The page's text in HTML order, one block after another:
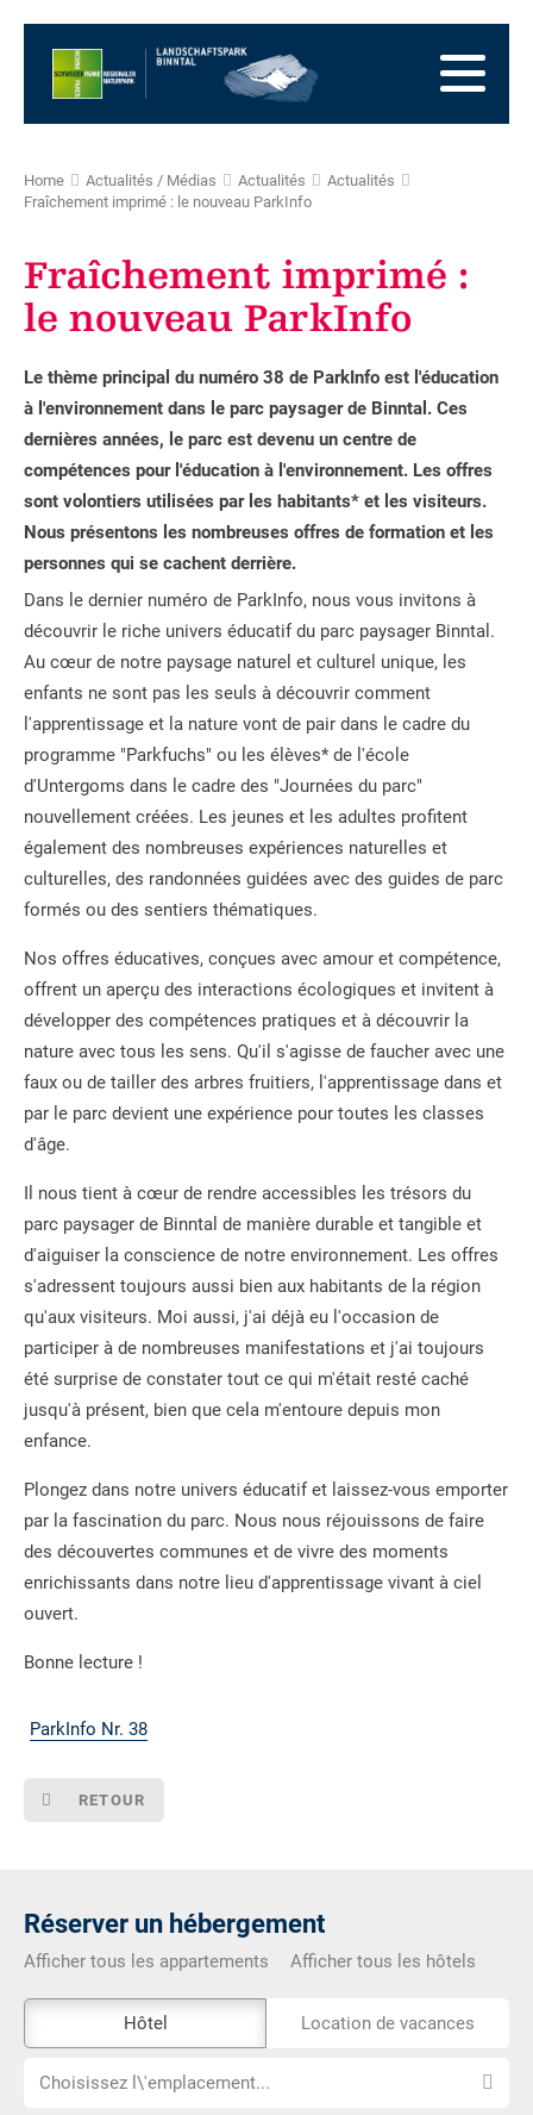
des
plan
site
Home Actualités / Médias Actualités
Actualités
Fraîchement imprimé : le nouveau ParkInfo
Fraîchement imprimé :
le nouveau ParkInfo
Le thème principal du numéro 38 de ParkInfo est l'éducation
à l'environnement dans le parc paysager de Binntal. Ces
dernières années, le parc est devenu un centre de
compétences pour l'éducation à l'environnement. Les offres
sont volontiers utilisées par les habitants* et les visiteurs.
Nous présentons les nombreuses offres de formation et les
personnes qui se cachent derrière.
Dans le dernier numéro de ParkInfo, nous vous invitons à
découvrir le riche univers éducatif du parc paysager Binntal.
Au cœur de notre paysage naturel et culturel unique, les
enfants ne sont pas les seuls à découvrir comment
l'apprentissage et la nature vont de pair dans le cadre du
programme "Parkfuchs" ou les élèves* de l'école
d'Untergoms dans le cadre des "Journées du parc"
nouvellement créées. Les jeunes et les adultes profitent
également des nombreuses expériences naturelles et
culturelles, des randonnées guidées avec des guides de parc
formés ou des sentiers thématiques.
Nos offres éducatives, conçues avec amour et compétence,
offrent un aperçu des interactions écologiques et invitent à
développer des compétences pratiques et à découvrir la
nature avec tous les sens. Qu'il s'agisse de faucher avec une
faux ou de tailler des arbres fruitiers, l'apprentissage dans et
par le parc devient une expérience pour toutes les classes
d'âge.
Il nous tient à cœur de rendre accessibles les trésors du
parc paysager de Binntal de manière durable et tangible et
d'aiguiser la conscience de notre environnement. Les offres
s'adressent toujours aussi bien aux habitants de la région
qu'aux visiteurs. Moi aussi, j'ai déjà eu l'occasion de
participer à de nombreuses manifestations et j'ai toujours
été surprise de constater tout ce qui m'était resté caché
jusqu'à présent, bien que cela m'entoure depuis mon
enfance.
Plongez dans notre univers éducatif et laissez-vous emporter
par la fascination du parc. Nous nous réjouissons de faire
des découvertes communes et de vivre des moments
enrichissants dans notre lieu d'apprentissage vivant à ciel
ouvert.
Bonne lecture !
ParkInfo Nr. 38
RETOUR
Réserver un hébergement
Afficher tous les appartements Afficher tous les hôtels
de
réservation
Hôtel Location de vacances
Choisissez
Choisissez l\'emplacement...